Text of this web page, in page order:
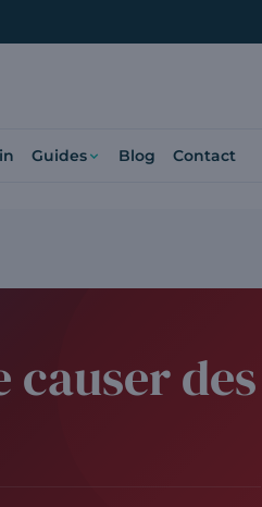
Guides Blog Contact
des